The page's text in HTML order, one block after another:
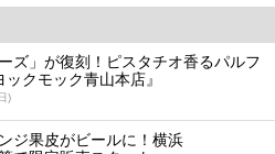
ズ」が復刻！ピスタチオ香るパルフ
クモック青山本店』
)
ジ果皮がビールに！横浜